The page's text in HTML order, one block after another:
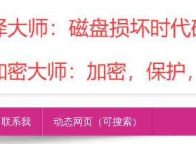
联系我 动态网页（可搜索）